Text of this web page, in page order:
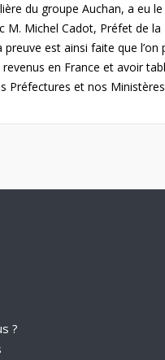
du groupe Auchan, a eu
M. Michel Cadot, Préfet de la
preuve est ainsi faite que l’on
en France et avoir
Préfectures et nos Ministères
?